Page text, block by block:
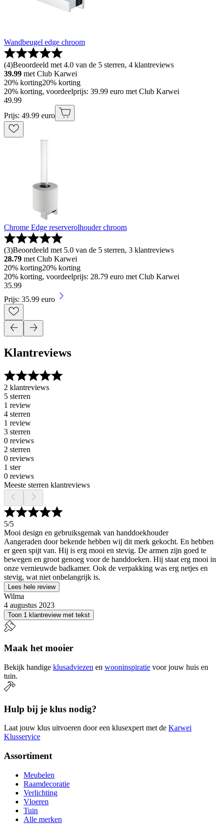
Wandbeugel edge chroom
(4)Beoordeeld met 4.0 van de 5 sterren, 4 klantreviews
39.99 met Club Karwei
20% korting20% korting
20% korting, voordeelprijs: 39.99 euro met Club Karwei
49.99
Prijs: 49.99 euro
Chrome Edge reserverolhouder chroom
(3)Beoordeeld met 5.0 van de 5 sterren, 3 klantreviews
28.79 met Club Karwei
20% korting20% korting
20% korting, voordeelprijs: 28.79 euro met Club Karwei
35.99
Prijs: 35.99 euro
Klantreviews
2 klantreviews
5 sterren
1 review
4 sterren
1 review
3 sterren
0 reviews
2 sterren
0 reviews
1 ster
0 reviews
Meeste sterren klantreviews
5/5
Mooi design en gebruiksgemak van handdoekhouder
Aangeraden door bekende hebben wij dit merk gekocht. En hebben
er geen spijt van. Hij is erg mooi en stevig. De armen zijn goed te
bewegen en groot genoeg voor de handdoeken. Hij staat erg mooi in
onze vernieuwde badkamer. Ook de verpakking was erg netjes en
stevig, wat niet onbelangrijk is.
Lees hele review
Wilma
4 augustus 2023
Toon 1 klantreview met tekst
Maak het mooier
Bekijk handige klusadviezen en wooninspiratie voor jouw huis en
tuin.
Hulp bij je klus nodig?
Laat jouw klus uitvoeren door een klusexpert met de Karwei
Klusservice
Assortiment
Meubelen
Raamdecoratie
Verlichting
Vloeren
Tuin
Alle merken